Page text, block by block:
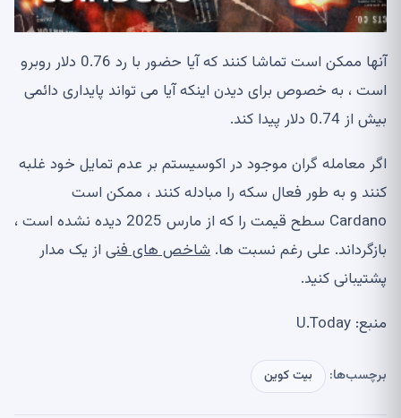
آنها ممکن است تماشا کنند که آیا حضور با رد 0.76 دلار روبرو
است ، به خصوص برای دیدن اینکه آیا می تواند پایداری دائمی
بیش از 0.74 دلار پیدا کند.
اگر معامله گران موجود در اکوسیستم بر عدم تمایل خود غلبه
کنند و به طور فعال سکه را مبادله کنند ، ممکن است
Cardano سطح قیمت را که از مارس 2025 دیده نشده است ،
بازگرداند. علی رغم نسبت ها. شاخص های فنی از یک مدار
پشتیبانی کنید.
منبع: U.Today
برچسب‌ها: بیت کوین